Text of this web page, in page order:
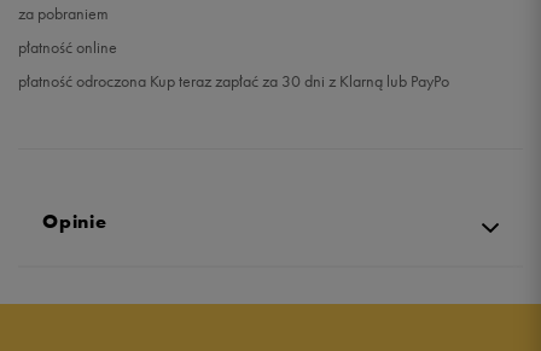
za pobraniem
płatność online
płatność odroczona Kup teraz zapłać za 30 dni z Klarną lub PayPo
Opinie